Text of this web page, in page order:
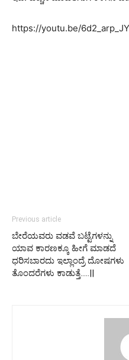
https://youtu.be/
Previous article
ಬೇರೆಯವರು ವಡವೆ ಬಟ್ಟೆಗಳನ್ನು
ಯಾವ ಕಾರಣಕ್ಕೂ ಹೀಗೆ ಮಾಡದೆ
ಧರಿಸಬಾರದು ಇಲ್ಲಾಂದ್ರೆ ದೋಷಗಳು
ತೊಂದರೆಗಳು ಕಾಡುತ್ತೆ…..||